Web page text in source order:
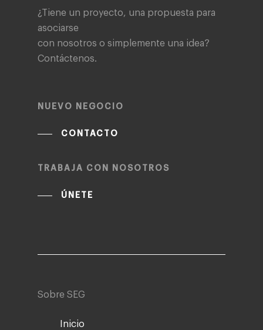
¿Tiene un proyecto, una propuesta para
asociarse
con nosotros o simplemente una idea?
Contáctenos.
NUEVO NEGOCIO
CONTACTO
TRABAJA CON NOSOTROS
ÚNETE
Sobre SEG
Inicio